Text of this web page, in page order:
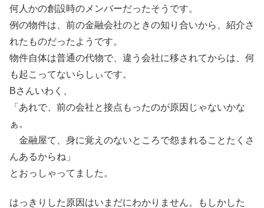
何人かの創設時のメンバーだったそうです。
例の物件は、前の金融会社のときの知り合いから、紹介さ
れたものだったようです。
物件自体は普通の代物で、違う会社に移されてからは、何
も起こってないらしぃです。
Bさんいわく、
「あれで、前の会社と接点もったのが原因じゃないかな
ぁ。
金融屋て、身に覚えのないところで怨まれることたくさ
んあるからね」
とおっしゃってました。
はっきりした原因はいまだにわかりません。もしかした